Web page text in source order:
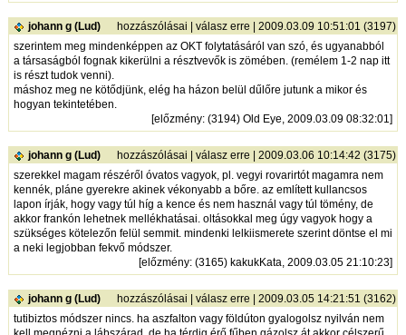
johann g (Lud) hozzászólásai |válasz erre | 2009.03.09 10:51:01 (3197)
szerintem meg mindenképpen az OKT folytatásáról van szó, és ugyanabból
a társaságból fognak kikerülni a résztvevők is zömében. (remélem 1-2 nap itt
is részt tudok venni).
máshoz meg ne kötődjünk, elég ha házon belül dűlőre jutunk a mikor és
hogyan tekintetében.
[előzmény: (3194) Old Eye, 2009.03.09 08:32:01]
johann g (Lud) hozzászólásai |válasz erre | 2009.03.06 10:14:42 (3175)
szerekkel magam részéről óvatos vagyok, pl. vegyi rovarirtót magamra nem
kennék, pláne gyerekre akinek vékonyabb a bőre. az említett kullancsos
lapon írják, hogy vagy túl híg a kence és nem használ vagy túl tömény, de
akkor frankón lehetnek mellékhatásai. oltásokkal meg úgy vagyok hogy a
szükséges kötelezőn felül semmit. mindenki lelkiismerete szerint döntse el mi
a neki legjobban fekvő módszer.
[előzmény: (3165) kakukKata, 2009.03.05 21:10:23]
johann g (Lud) hozzászólásai |válasz erre | 2009.03.05 14:21:51 (3162)
tutibiztos módszer nincs. ha aszfalton vagy földúton gyalogolsz nyilván nem